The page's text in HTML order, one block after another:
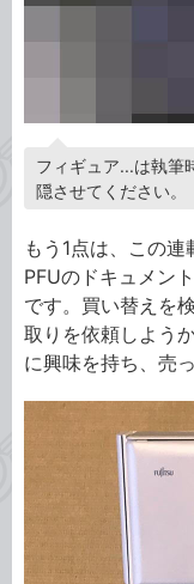
フィギュア...は執筆
隠させてください。
もう1点は、この連
PFUのドキュメン
です。買い替えを
取りを依頼しよう
に興味を持ち、売